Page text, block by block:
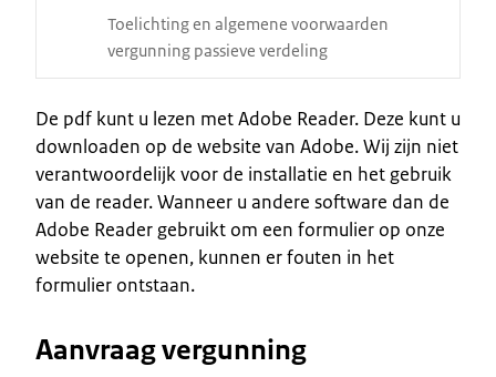
Toelichting en algemene voorwaarden
vergunning passieve verdeling
De pdf kunt u lezen met Adobe Reader. Deze kunt u
downloaden op de website van Adobe. Wij zijn niet
verantwoordelijk voor de installatie en het gebruik
van de reader. Wanneer u andere software dan de
Adobe Reader gebruikt om een formulier op onze
website te openen, kunnen er fouten in het
formulier ontstaan.
Aanvraag vergunning